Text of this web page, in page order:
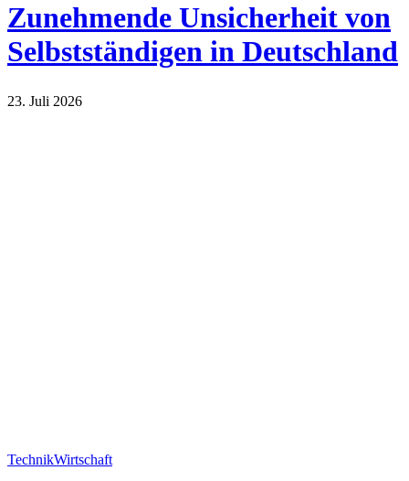
Zunehmende Unsicherheit von
Selbstständigen in Deutschland
23. Juli 2026
TechnikWirtschaft